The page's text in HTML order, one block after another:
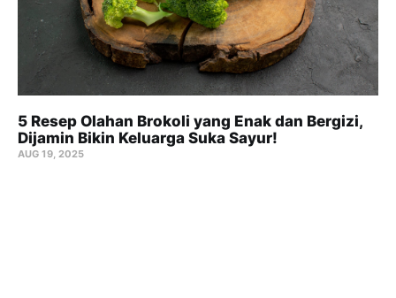
5 Resep Olahan Brokoli yang Enak dan Bergizi,
Dijamin Bikin Keluarga Suka Sayur!
AUG 19, 2025